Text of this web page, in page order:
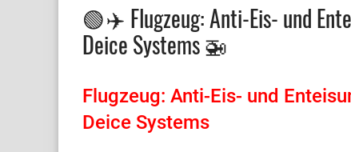
🟢 ✈️ Flugzeug: Anti-Eis- und
Deice Systems 🚁
Flugzeug: Anti-Eis- und
Deice Systems